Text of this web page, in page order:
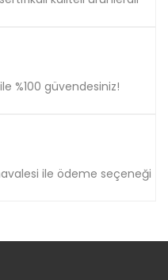
%100 güvendesiniz!
ile ödeme seçeneği